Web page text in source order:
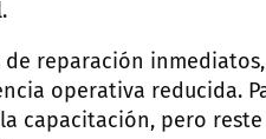
reparación
operativa reducida.
capacitación, pero